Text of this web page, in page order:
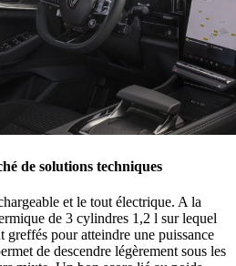
de solutions techniques
et le tout électrique. A la
de 3 cylindres 1,2 l sur lequel
greffés pour atteindre une puissance
de descendre légèrement sous les